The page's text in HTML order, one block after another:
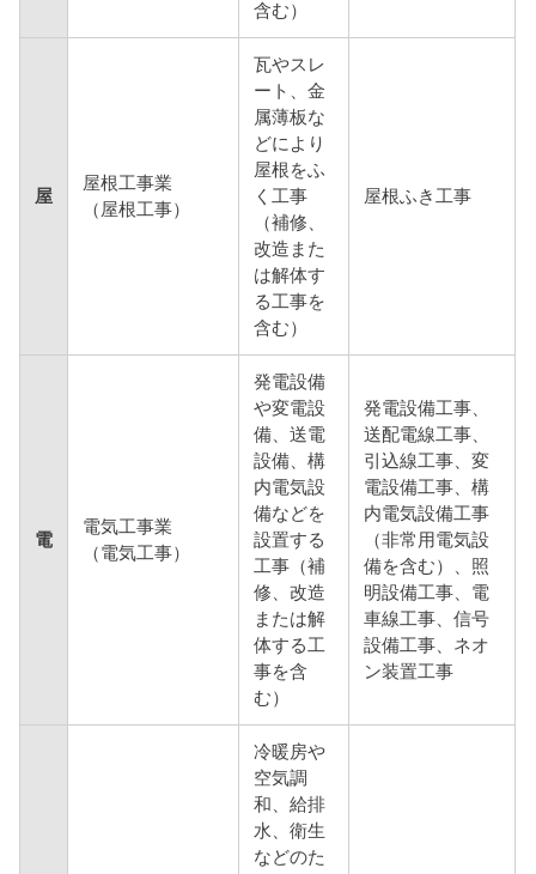
含む）
屋
屋根工事業
（屋根工事）
瓦やスレ
ート、金
属薄板な
どにより
屋根をふ
く工事
（補修、
改造また
は解体す
る工事を
含む）
屋根ふき工事
電
電気工事業
（電気工事）
発電設備
や変電設
備、送電
設備、構
内電気設
備などを
設置する
工事（補
修、改造
または解
体する工
事を含
む）
発電設備工事、
送配電線工事、
引込線工事、変
電設備工事、構
内電気設備工事
（非常用電気設
備を含む）、照
明設備工事、電
車線工事、信号
設備工事、ネオ
ン装置工事
冷暖房や
空気調
和、給排
水、衛生
などのた